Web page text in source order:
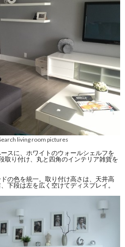
living room pictures
スに、ホワイトのウォールシェルフを
取り付け、丸と四角のインテリア雑貨を
の色を統一。取り付け高さは、天井高
下段は左を広く空けてディスプレイ。